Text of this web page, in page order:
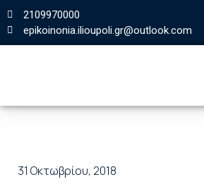
2109970000
epikoinonia.ilioupoli.gr@outlook.com
31 Οκτωβρίου, 2018